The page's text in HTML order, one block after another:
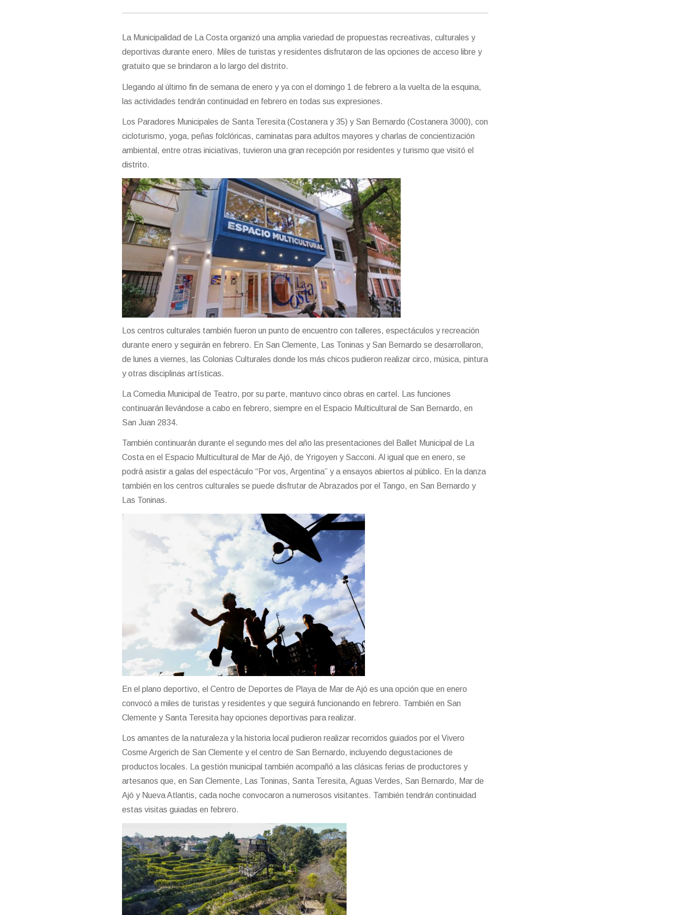
La Municipalidad de La Costa organizó una amplia variedad de propuestas recreativas, culturales y
deportivas durante enero. Miles de turistas y residentes disfrutaron de las opciones de acceso libre y
gratuito que se brindaron a lo largo del distrito.
Llegando al último fin de semana de enero y ya con el domingo 1 de febrero a la vuelta de la esquina,
las actividades tendrán continuidad en febrero en todas sus expresiones.
Los Paradores Municipales de Santa Teresita (Costanera y 35) y San Bernardo (Costanera 3000), con
cicloturismo, yoga, peñas folclóricas, caminatas para adultos mayores y charlas de concientización
ambiental, entre otras iniciativas, tuvieron una gran recepción por residentes y turismo que visitó el
distrito.
Los centros culturales también fueron un punto de encuentro con talleres, espectáculos y recreación
durante enero y seguirán en febrero. En San Clemente, Las Toninas y San Bernardo se desarrollaron,
de lunes a viernes, las Colonias Culturales donde los más chicos pudieron realizar circo, música, pintura
y otras disciplinas artísticas.
La Comedia Municipal de Teatro, por su parte, mantuvo cinco obras en cartel. Las funciones
continuarán llevándose a cabo en febrero, siempre en el Espacio Multicultural de San Bernardo, en
San Juan 2834.
También continuarán durante el segundo mes del año las presentaciones del Ballet Municipal de La
Costa en el Espacio Multicultural de Mar de Ajó, de Yrigoyen y Sacconi. Al igual que en enero, se
podrá asistir a galas del espectáculo “Por vos, Argentina” y a ensayos abiertos al público. En la danza
también en los centros culturales se puede disfrutar de Abrazados por el Tango, en San Bernardo y
Las Toninas.
En el plano deportivo, el Centro de Deportes de Playa de Mar de Ajó es una opción que en enero
convocó a miles de turistas y residentes y que seguirá funcionando en febrero. También en San
Clemente y Santa Teresita hay opciones deportivas para realizar.
Los amantes de la naturaleza y la historia local pudieron realizar recorridos guiados por el Vivero
Cosme Argerich de San Clemente y el centro de San Bernardo, incluyendo degustaciones de
productos locales. La gestión municipal también acompañó a las clásicas ferias de productores y
artesanos que, en San Clemente, Las Toninas, Santa Teresita, Aguas Verdes, San Bernardo, Mar de
Ajó y Nueva Atlantis, cada noche convocaron a numerosos visitantes. También tendrán continuidad
estas visitas guiadas en febrero.